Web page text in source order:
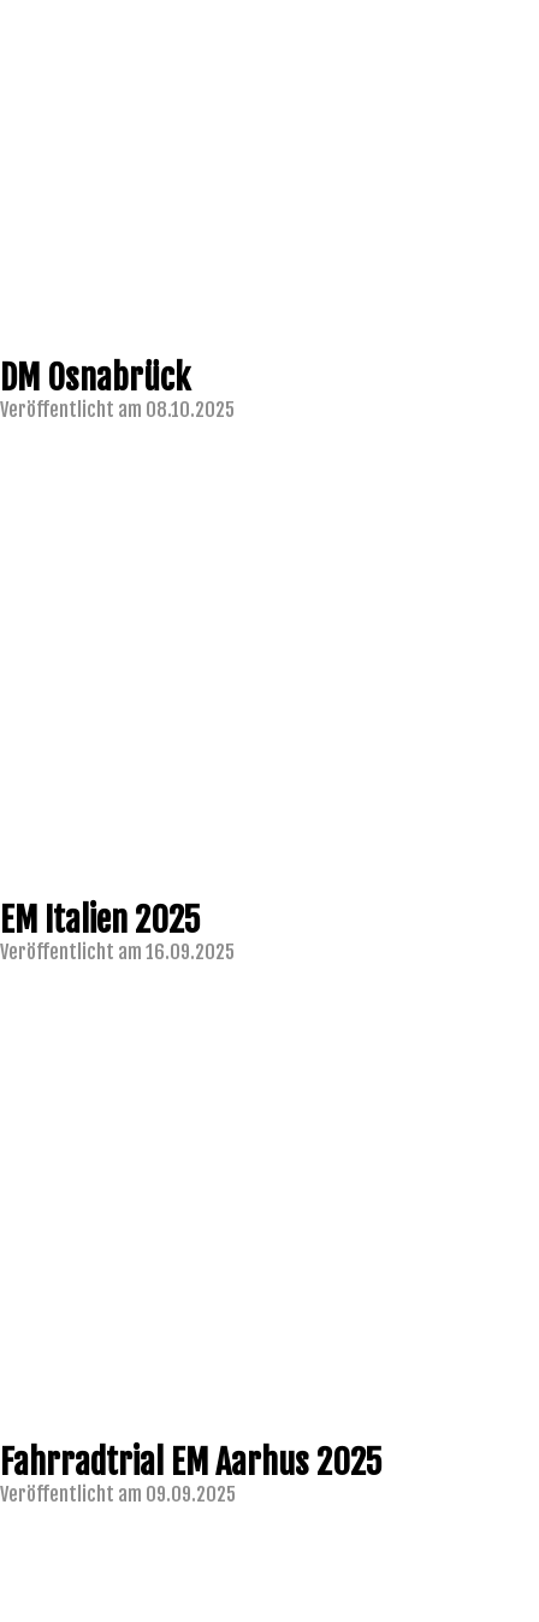
DM Osnabrück
Veröffentlicht am 08.10.2025
EM Italien 2025
Veröffentlicht am 16.09.2025
Fahrradtrial EM Aarhus 2025
Veröffentlicht am 09.09.2025